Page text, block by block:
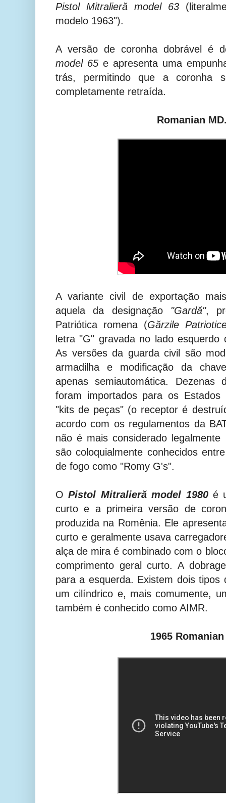
Pistol Mitralieră model 63
modelo 1963").
A versão de coronha dobrável é
model 65 e apresenta uma
trás, permitindo que a coronha
completamente retraída.
Romanian
A variante civil de exportação
aquela da designação "Gardă",
Patriótica romena (Gărzile
letra "G" gravada no lado
As versões da guarda civil são
armadilha e modificação da
apenas semiautomática. Dezenas
foram importados para os
"kits de peças" (o receptor é
acordo com os regulamentos da
não é mais considerado
são coloquialmente conhecidos
de fogo como "Romy G's".
OPistol Mitralierămodel 1980é
curto e a primeira versão de
produzida na Romênia. Ele
curto e geralmente usava
alça de mira é combinado com o
comprimento geral curto. A
para a esquerda. Existem dois tipos
um cilíndrico e, mais comumente,
também é conhecido como AIMR.
1965